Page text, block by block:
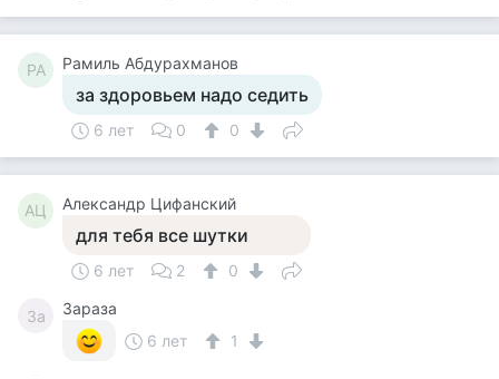
РА Рамиль Абдурахманов
за здоровьем надо седить
6 лет 0 0
АЦ Александр Цифанский
для тебя все шутки
6 лет 2 0
За
Зараза
6 лет
1